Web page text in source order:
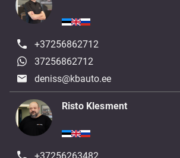
+37256862712
37256862712
deniss@kbauto.ee
Risto Klesment